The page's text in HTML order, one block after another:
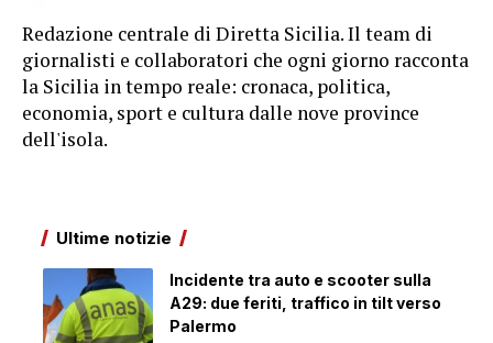
Redazione centrale di Diretta Sicilia. Il team di
giornalisti e collaboratori che ogni giorno racconta
la Sicilia in tempo reale: cronaca, politica,
economia, sport e cultura dalle nove province
dell'isola.
Ultime notizie
Incidente tra auto e scooter sulla
A29: due feriti, traffico in tilt verso
Palermo